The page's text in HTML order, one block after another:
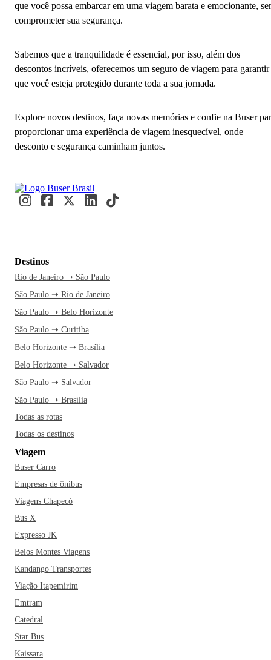
que você possa embarcar em uma viagem barata e emocionante,
comprometer sua segurança.
Sabemos que a tranquilidade é essencial, por isso, além dos
descontos incríveis, oferecemos um seguro de viagem para garantir
que você esteja protegido durante toda a sua jornada.
Explore novos destinos, faça novas memórias e confie na Buser
proporcionar uma experiência de viagem inesquecível, onde
desconto e segurança caminham juntos.
Destinos
Rio de Janeiro ➝ São Paulo
São Paulo ➝ Rio de Janeiro
São Paulo ➝ Belo Horizonte
São Paulo ➝ Curitiba
Belo Horizonte ➝ Brasília
Belo Horizonte ➝ Salvador
São Paulo ➝ Salvador
São Paulo ➝ Brasília
Todas as rotas
Todas os destinos
Viagem
Buser Carro
Empresas de ônibus
Viagens Chapecó
Bus X
Expresso JK
Belos Montes Viagens
Kandango Transportes
Viação Itapemirim
Emtram
Catedral
Star Bus
Kaissara